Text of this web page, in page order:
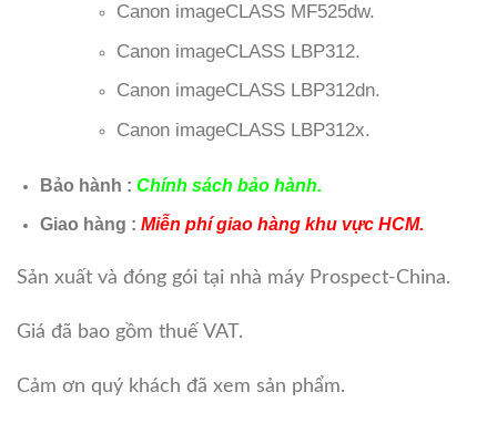
Canon imageCLASS MF525dw.
Canon imageCLASS LBP312.
Canon imageCLASS LBP312dn.
Canon imageCLASS LBP312x.
Bảo hành : Chính sách bảo hành.
Giao hàng : Miễn phí giao hàng khu vực HCM.
Sản xuất và đóng gói tại nhà máy Prospect-China.
Giá đã bao gồm thuế VAT.
Cảm ơn quý khách đã xem sản phẩm.